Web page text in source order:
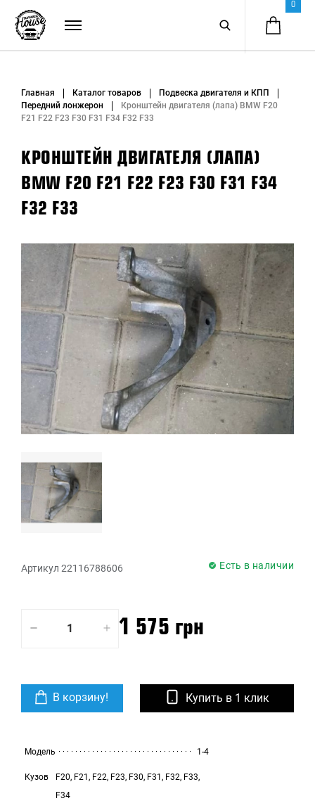
0
Главная Каталог товаров
Подвеска двигателя и КПП
Передний лонжерон
Кронштейн двигателя (лапа) BMW F20
F21 F22 F23 F30 F31 F34 F32 F33
КРОНШТЕЙН ДВИГАТЕЛЯ (ЛАПА)
BMW F20 F21 F22 F23 F30 F31 F34
F32 F33
Артикул 22116788606 Есть в наличии
1 575 грн
В корзину! Купить в 1 клик
Модель 1-4
Кузов
F20, F21, F22, F23, F30, F31, F32, F33,
F34